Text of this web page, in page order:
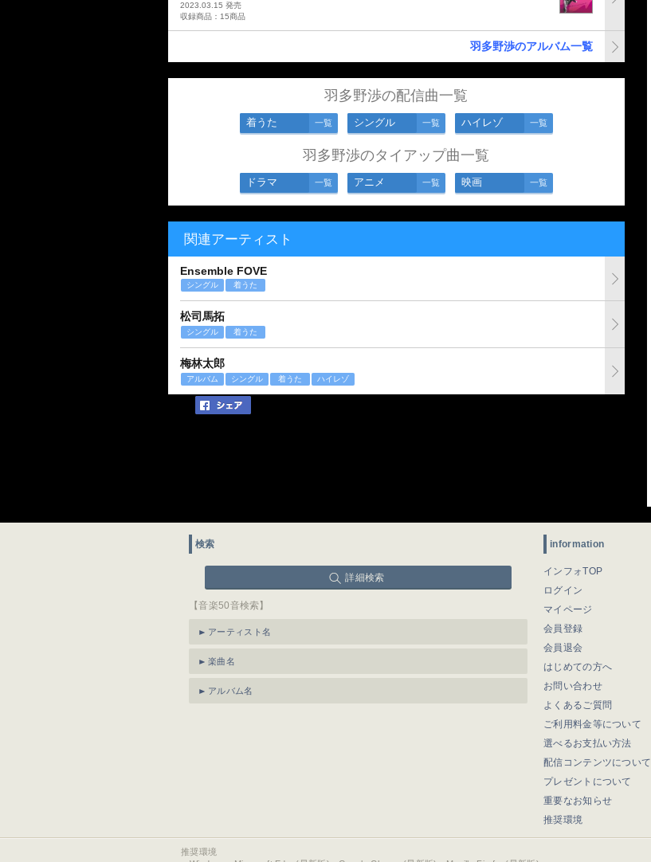
2023.03.15 発売
収録商品：15商品
羽多野渉のアルバム一覧
羽多野渉の配信曲一覧
着うた 一覧 シングル 一覧 ハイレゾ 一覧
羽多野渉のタイアップ曲一覧
ドラマ 一覧 アニメ 一覧 映画 一覧
関連アーティスト
Ensemble FOVE
シングル 着うた
松司馬拓
シングル 着うた
梅林太郎
アルバム シングル 着うた ハイレゾ
検索
詳細検索
【音楽50音検索】
アーティスト名
楽曲名
アルバム名
information
インフォTOP
ログイン
マイページ
会員登録
会員退会
はじめての方へ
お問い合わせ
よくあるご質問
ご利用料金等について
選べるお支払い方法
配信コンテンツについて
プレゼントについて
重要なお知らせ
推奨環境
推奨環境